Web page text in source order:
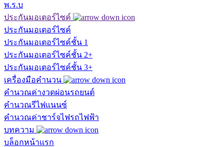
พ.ร.บ
ประกันมอเตอร์ไซค์
ประกันมอเตอร์ไซค์
ประกันมอเตอร์ไซค์ชั้น 1
ประกันมอเตอร์ไซค์ชั้น 2+
ประกันมอเตอร์ไซค์ชั้น 3+
เครื่องมือคำนวน
คำนวณค่างวดผ่อนรถยนต์
คำนวณรีไฟแนนซ์
คำนวณค่าชาร์จไฟรถไฟฟ้า
บทความ
บล็อกหน้าแรก